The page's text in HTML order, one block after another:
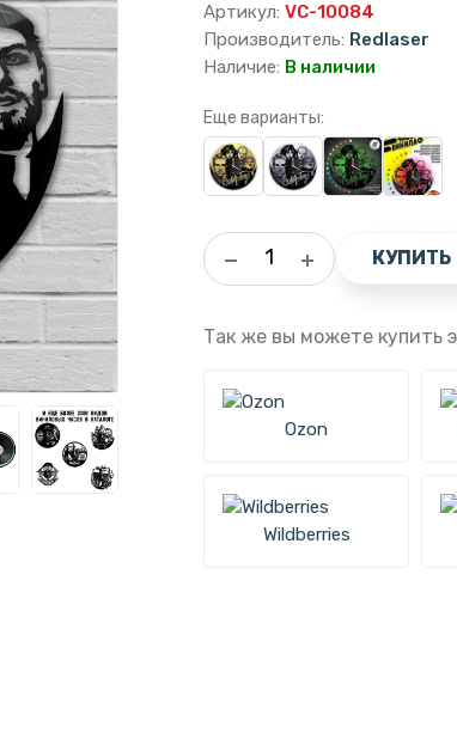
Артикул: VC-10084
Производитель: Redlaser
Наличие: В наличии
Еще варианты:
КУПИТЬ
Так же вы можете купить
Ozon
Wildberries